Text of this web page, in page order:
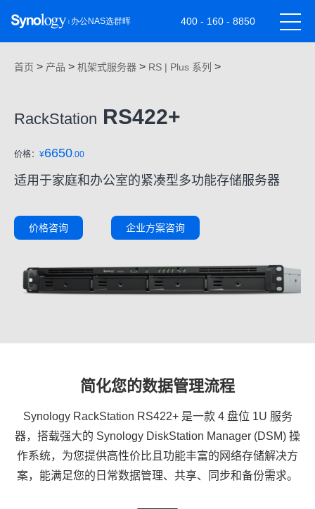
400 - 160 - 8850
首页 > 产品 > 机架式服务器 > RS | Plus 系列 >
RackStation RS422+
价格： ¥6650.00
适用于家庭和办公室的紧凑型多功能存储服务器
价格咨询 企业方案咨询
简化您的数据管理流程
Synology RackStation RS422+ 是一款 4 盘位 1U 服务
器，搭载强大的 Synology DiskStation Manager (DSM) 操
作系统，为您提供高性价比且功能丰富的网络存储解决方
案，能满足您的日常数据管理、共享、同步和备份需求。